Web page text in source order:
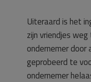
Uiteraard is het
zijn vriendjes
ondernemer door
geprobeerd te
ondernemer